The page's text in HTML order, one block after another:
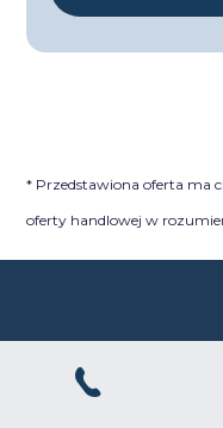
* Przedstawiona oferta ma
oferty handlowej w